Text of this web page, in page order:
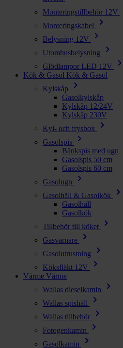
Monteringstillbehör 12V
Monteringskabel chevron_right
Belysning 12V chevron_right
Utomhusbelysning chevron_right
Glödlampor LED 12V chevron_right
Kök & Gasol Kök & Gasol
Kylskåp
chevron_right
Gasolkylskåp
Kylskåp 12/24V
Kylskåp 230V
Kyl- och frysbox
chevron_right
Gasolspis chevron_right
Bänkspis med ugn
Gasolspis 50 cm
Gasolspis 60 cm
Gasolugn
chevron_right
Gasolhäll & Gasolkök chevron_right
Gasolhäll
Gasolkök
Tillbehör till köket
chevron_right
Gasvarnare chevron_right
Gasolutrustning chevron_right
Köksfläkt 12V chevron_right
Värme Värme
Wallas dieselkamin
chevron_right
Wallas spishäll chevron_right
Wallas tillbehör chevron_right
Fotogenkamin chevron_right
Gasolkamin chevron_right